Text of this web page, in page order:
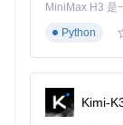
Python
Kimi-